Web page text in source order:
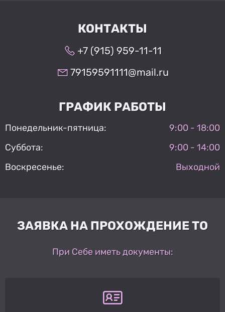
КОНТАКТЫ
+7 (915) 959-11-11
79159591111@mail.ru
ГРАФИК РАБОТЫ
Понедельник-пятница:
9:00 - 18:00
Суббота:
9:00 - 14:00
Воскресенье:
Выходной
ЗАЯВКА НА ПРОХОЖДЕНИЕ ТО
При Себе иметь документы: